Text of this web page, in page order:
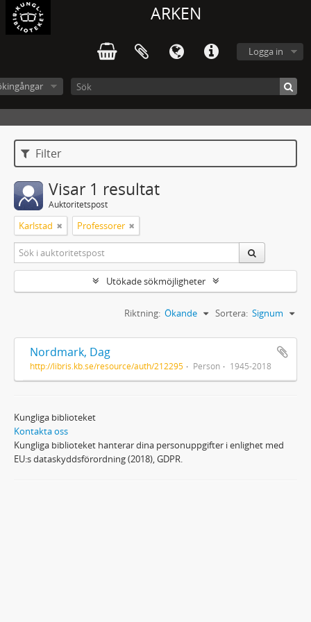
ARKEN
Logga in
Filter
Visar 1 resultat
Auktoritetspost
Karlstad Professorer
Utökade sökmöjligheter
Sortera: Signum
Riktning: Ökande
Nordmark, Dag
http://libris.kb.se/resource/auth/212295 Person 1945-2018
Kungliga biblioteket
Kontakta oss
Kungliga biblioteket hanterar dina personuppgifter i enlighet med
EU:s dataskyddsförordning (2018), GDPR.